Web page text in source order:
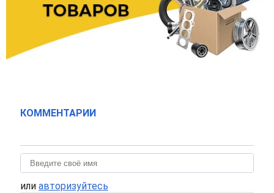
КОММЕНТАРИИ
или авторизуйтесь